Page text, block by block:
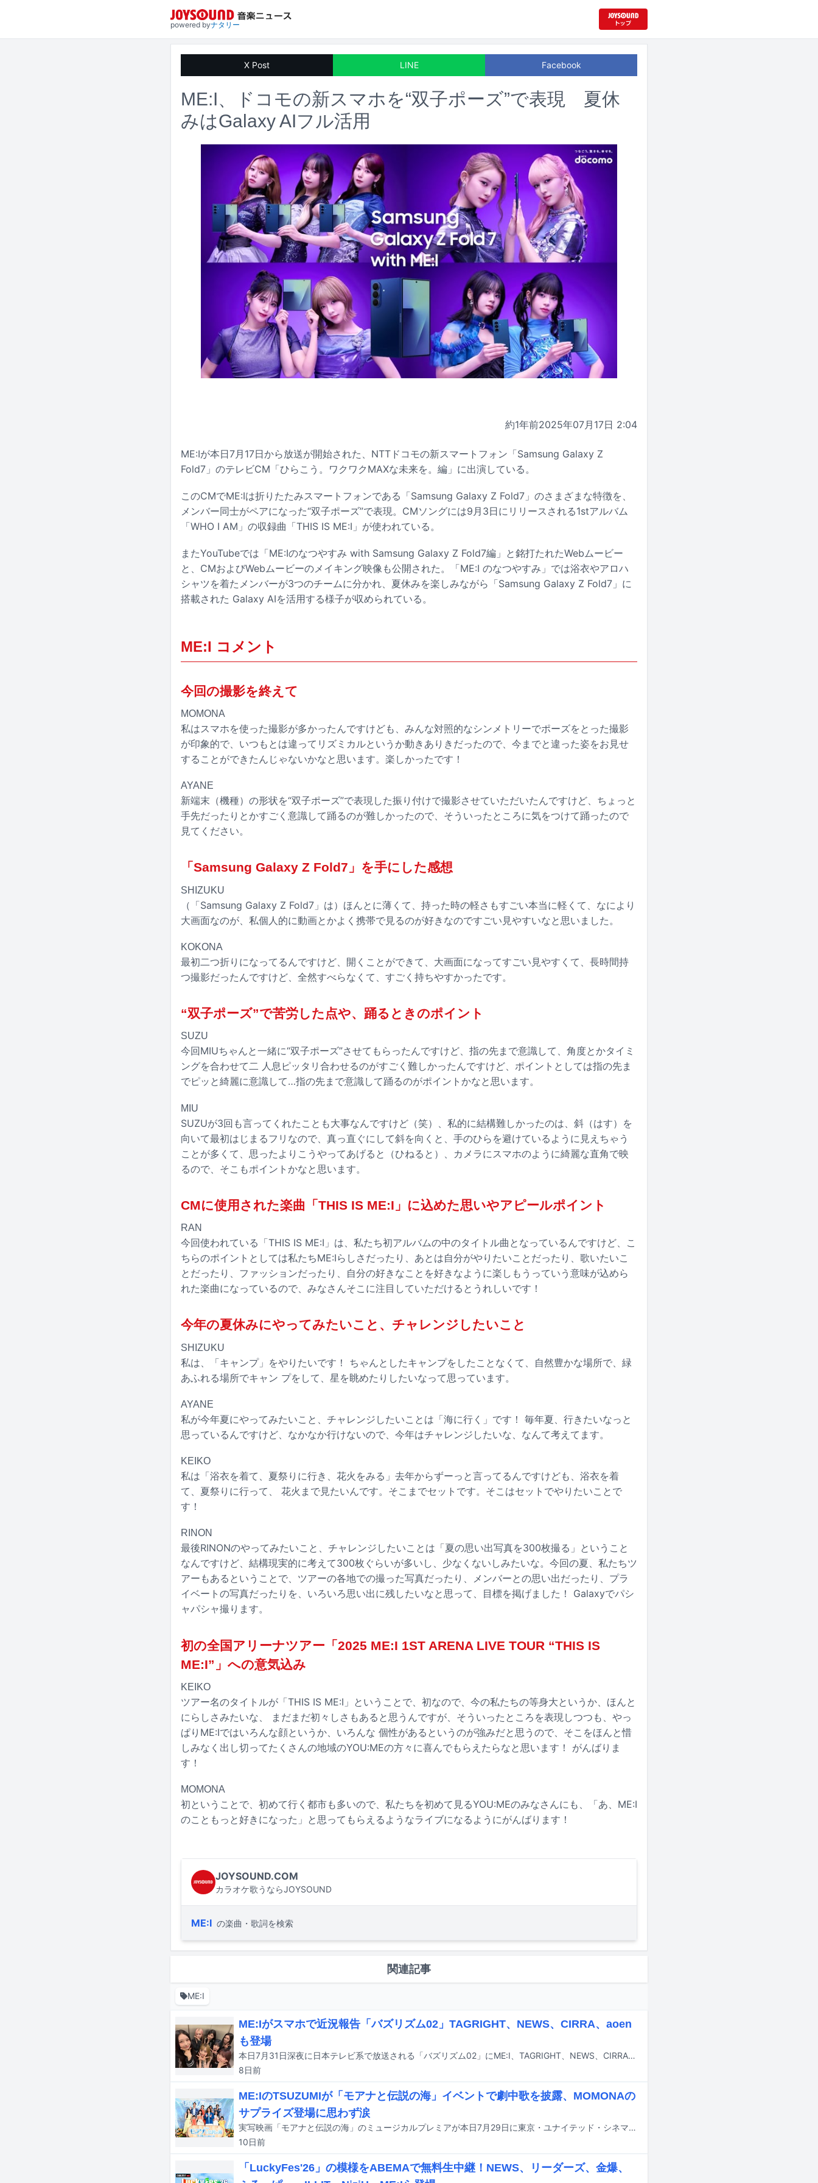
powered byナタリー
X Post LINE Facebook
ME:I、ドコモの新スマホを“双子ポーズ”で表現 夏休
みはGalaxy AIフル活用
約1年前2025年07月17日 2:04
ME:Iが本日7月17日から放送が開始された、NTTドコモの新スマートフォン「Samsung Galaxy Z
Fold7」のテレビCM「ひらこう。ワクワクMAXな未来を。編」に出演している。
このCMでME:Iは折りたたみスマートフォンである「Samsung Galaxy Z Fold7」のさまざまな特徴を、
メンバー同士がペアになった“双子ポーズ”で表現。CMソングには9月3日にリリースされる1stアルバム
「WHO I AM」の収録曲「THIS IS ME:I」が使われている。
またYouTubeでは「ME:Iのなつやすみ with Samsung Galaxy Z Fold7編」と銘打たれたWebムービー
と、CMおよびWebムービーのメイキング映像も公開された。「ME:I のなつやすみ」では浴衣やアロハ
シャツを着たメンバーが3つのチームに分かれ、夏休みを楽しみながら「Samsung Galaxy Z Fold7」に
搭載された Galaxy AIを活用する様子が収められている。
ME:I コメント
今回の撮影を終えて
MOMONA
私はスマホを使った撮影が多かったんですけども、みんな対照的なシンメトリーでポーズをとった撮影
が印象的で、いつもとは違ってリズミカルというか動きありきだったので、今までと違った姿をお見せ
することができたんじゃないかなと思います。楽しかったです！
AYANE
新端末（機種）の形状を“双子ポーズ”で表現した振り付けで撮影させていただいたんですけど、ちょっと
手先だったりとかすごく意識して踊るのが難しかったので、そういったところに気をつけて踊ったので
見てください。
「Samsung Galaxy Z Fold7」を手にした感想
SHIZUKU
（「Samsung Galaxy Z Fold7」は）ほんとに薄くて、持った時の軽さもすごい本当に軽くて、なにより
大画面なのが、私個人的に動画とかよく携帯で見るのが好きなのですごい見やすいなと思いました。
KOKONA
最初二つ折りになってるんですけど、開くことができて、大画面になってすごい見やすくて、長時間持
つ撮影だったんですけど、全然すべらなくて、すごく持ちやすかったです。
“双子ポーズ”で苦労した点や、踊るときのポイント
SUZU
今回MIUちゃんと一緒に“双子ポーズ”させてもらったんですけど、指の先まで意識して、角度とかタイミ
ングを合わせて二 人息ピッタリ合わせるのがすごく難しかったんですけど、ポイントとしては指の先ま
でピッと綺麗に意識して…指の先まで意識して踊るのがポイントかなと思います。
MIU
SUZUが3回も言ってくれたことも大事なんですけど（笑）、私的に結構難しかったのは、斜（はす）を
向いて最初はじまるフリなので、真っ直ぐにして斜を向くと、手のひらを避けているように見えちゃう
ことが多くて、思ったよりこうやってあげると（ひねると）、カメラにスマホのように綺麗な直角で映
るので、そこもポイントかなと思います。
CMに使用された楽曲「THIS IS ME:I」に込めた思いやアピールポイント
RAN
今回使われている「THIS IS ME:I」は、私たち初アルバムの中のタイトル曲となっているんですけど、こ
ちらのポイントとしては私たちME:Iらしさだったり、あとは自分がやりたいことだったり、歌いたいこ
とだったり、ファッションだったり、自分の好きなことを好きなように楽しもうっていう意味が込めら
れた楽曲になっているので、みなさんそこに注目していただけるとうれしいです！
今年の夏休みにやってみたいこと、チャレンジしたいこと
SHIZUKU
私は、「キャンプ」をやりたいです！ ちゃんとしたキャンプをしたことなくて、自然豊かな場所で、緑
あふれる場所でキャン プをして、星を眺めたりしたいなって思っています。
AYANE
私が今年夏にやってみたいこと、チャレンジしたいことは「海に行く」です！ 毎年夏、行きたいなっと
思っているんですけど、なかなか行けないので、今年はチャレンジしたいな、なんて考えてます。
KEIKO
私は「浴衣を着て、夏祭りに行き、花火をみる」去年からずーっと言ってるんですけども、浴衣を着
て、夏祭りに行って、 花火まで見たいんです。そこまでセットです。そこはセットでやりたいことで
す！
RINON
最後RINONのやってみたいこと、チャレンジしたいことは「夏の思い出写真を300枚撮る」ということ
なんですけど、結構現実的に考えて300枚ぐらいが多いし、少なくないしみたいな。今回の夏、私たちツ
アーもあるということで、ツアーの各地での撮った写真だったり、メンバーとの思い出だったり、プラ
イベートの写真だったりを、いろいろ思い出に残したいなと思って、目標を掲げました！ Galaxyでパシ
ャパシャ撮ります。
初の全国アリーナツアー「2025 ME:I 1ST ARENA LIVE TOUR “THIS IS
ME:I”」への意気込み
KEIKO
ツアー名のタイトルが「THIS IS ME:I」ということで、初なので、今の私たちの等身大というか、ほんと
にらしさみたいな、 まだまだ初々しさもあると思うんですが、そういったところを表現しつつも、やっ
ぱりME:Iではいろんな顔というか、いろんな 個性があるというのが強みだと思うので、そこをほんと惜
しみなく出し切ってたくさんの地域のYOU:MEの方々に喜んでもらえたらなと思います！ がんばりま
す！
MOMONA
初ということで、初めて行く都市も多いので、私たちを初めて見るYOU:MEのみなさんにも、「あ、ME:I
のこともっと好きになった」と思ってもらえるようなライブになるようにがんばります！
JOYSOUND.COM
カラオケ歌うならJOYSOUND
ME:I の楽曲・歌詞を検索
関連記事
ME:I
ME:Iがスマホで近況報告「バズリズム02」TAGRIGHT、NEWS、CIRRA、aoen
も登場
本日7月31日深夜に日本テレビ系で放送される「バズリズム02」にME:I、TAGRIGHT、NEWS、CIRRA、aoenが出演する。
8日前
ME:IのTSUZUMIが「モアナと伝説の海」イベントで劇中歌を披露、MOMONAの
サプライズ登場に思わず涙
実写映画「モアナと伝説の海」のミュージカルプレミアが本日7月29日に東京・ユナイテッド・シネマ豊洲で開催され、主人公・モアナの日本版声優を務めるME:IのTSUZUMIらが登壇した。
10日前
「LuckyFes'26」の模様をABEMAで無料生中継！NEWS、リーダーズ、金爆、